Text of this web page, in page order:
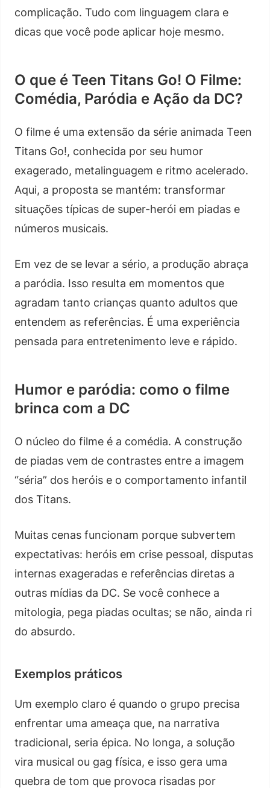
complicação. Tudo com linguagem clara e
dicas que você pode aplicar hoje mesmo.
O que é Teen Titans Go! O Filme:
Comédia, Paródia e Ação da DC?
O filme é uma extensão da série animada Teen
Titans Go!, conhecida por seu humor
exagerado, metalinguagem e ritmo acelerado.
Aqui, a proposta se mantém: transformar
situações típicas de super-herói em piadas e
números musicais.
Em vez de se levar a sério, a produção abraça
a paródia. Isso resulta em momentos que
agradam tanto crianças quanto adultos que
entendem as referências. É uma experiência
pensada para entretenimento leve e rápido.
Humor e paródia: como o filme
brinca com a DC
O núcleo do filme é a comédia. A construção
de piadas vem de contrastes entre a imagem
“séria” dos heróis e o comportamento infantil
dos Titans.
Muitas cenas funcionam porque subvertem
expectativas: heróis em crise pessoal, disputas
internas exageradas e referências diretas a
outras mídias da DC. Se você conhece a
mitologia, pega piadas ocultas; se não, ainda ri
do absurdo.
Exemplos práticos
Um exemplo claro é quando o grupo precisa
enfrentar uma ameaça que, na narrativa
tradicional, seria épica. No longa, a solução
vira musical ou gag física, e isso gera uma
quebra de tom que provoca risadas por